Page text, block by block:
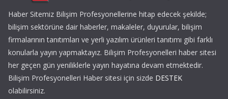
Haber Sitemiz Bilişim Profesyonellerine hitap edecek şekilde;
bilişim sektörüne dair haberler, makaleler, duyurular, bilişim
firmalarının tanıtımları ve yerli yazılım ürünleri tanıtımı gibi farklı
konularla yayın yapmaktayız. Bilişim Profesyonelleri haber sitesi
her geçen gün yeniliklerle yayın hayatına devam etmektedir.
Bilişim Profesyonelleri Haber sitesi için sizde DESTEK
olabilirsiniz.